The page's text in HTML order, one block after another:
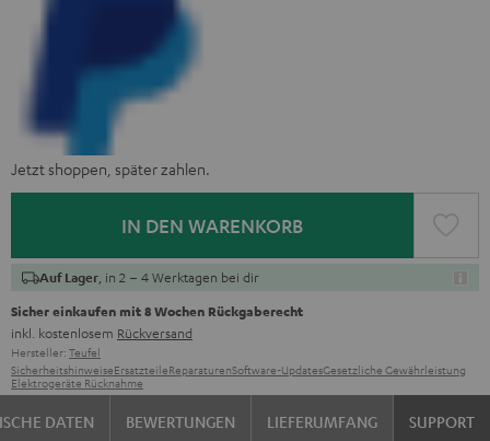
Jetzt shoppen, später zahlen.
IN DEN WARENKORB
Auf Lager , in 2 – 4 Werktagen bei dir
Sicher einkaufen mit 8 Wochen Rückgaberecht
inkl. kostenlosem Rückversand
Hersteller: Teufel
SicherheitshinweiseErsatzteileReparaturenSoftware-UpdatesGesetzliche Gewährleistung
Elektrogeräte Rücknahme
DATEN BEWERTUNGEN LIEFERUMFANG SUPPORT